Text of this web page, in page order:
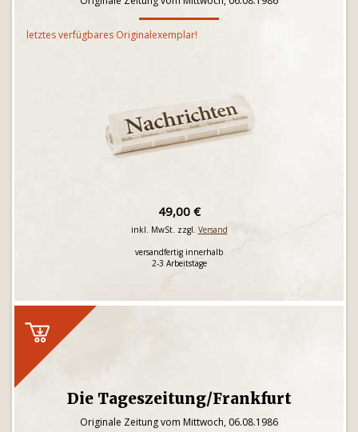
letztes verfügbares Originalexemplar!
49,00 €
inkl. MwSt. zzgl. Versand
versandfertig innerhalb
2-3 Arbeitstage
Die Tageszeitung/Frankfurt
Originale Zeitung vom Mittwoch, 06.08.1986